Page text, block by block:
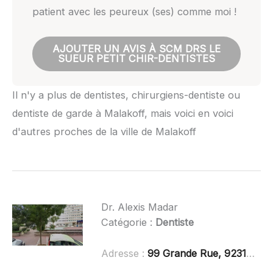
patient avec les peureux (ses) comme moi !
AJOUTER UN AVIS À SCM DRS LE
SUEUR PETIT CHIR-DENTISTES
Il n'y a plus de dentistes, chirurgiens-dentiste ou
dentiste de garde à Malakoff, mais voici en voici
d'autres proches de la ville de Malakoff
Dr. Alexis Madar
Catégorie : Dentiste
Adresse : 99 Grande Rue, 92310 Sèvres